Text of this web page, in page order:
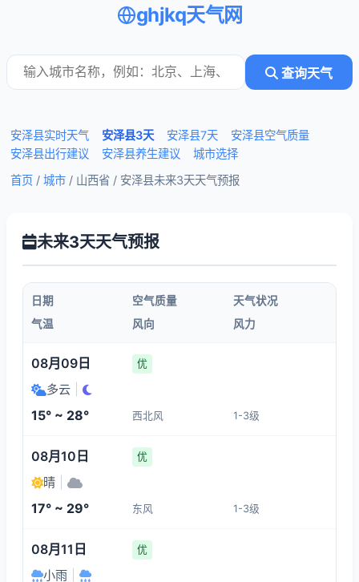
ghjkq天气网
查询天气
安泽县实时天气 安泽县3天 安泽县7天
安泽县空气质量
安泽县出行建议
安泽县养生建议
城市选择
首页 / 城市 / 山西省 / 安泽县未来3天天气预报
未来3天天气预报
日期 空气质量
天气状况
气温
风向 风力
08月09日 优
多云
15° ~ 28° 西北风 1-3级
08月10日 优
晴
17° ~ 29° 东风 1-3级
08月11日 优
小雨